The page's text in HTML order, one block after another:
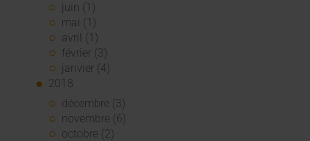
juin (1)
mai (1)
avril (1)
février (3)
janvier (4)
2018
décembre (3)
novembre (6)
octobre (2)